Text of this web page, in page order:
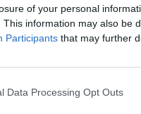
of your personal
This information may also be
Participants that may further
Data Processing Opt Outs
Dijous 19 de juny,
Sofia Coll
Sofia Coll presenta